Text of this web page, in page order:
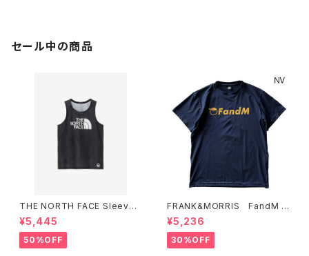
セール中の商品
THE NORTH FACE Sleevel
ess Hypervent Crew WOM
EN'S ブラック
¥5,445
50%OFF
FRANK&MORRIS FandM T
ee NV
¥5,236
30%OFF